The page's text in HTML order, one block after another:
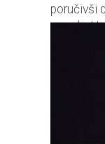
poručivši
naroda. U